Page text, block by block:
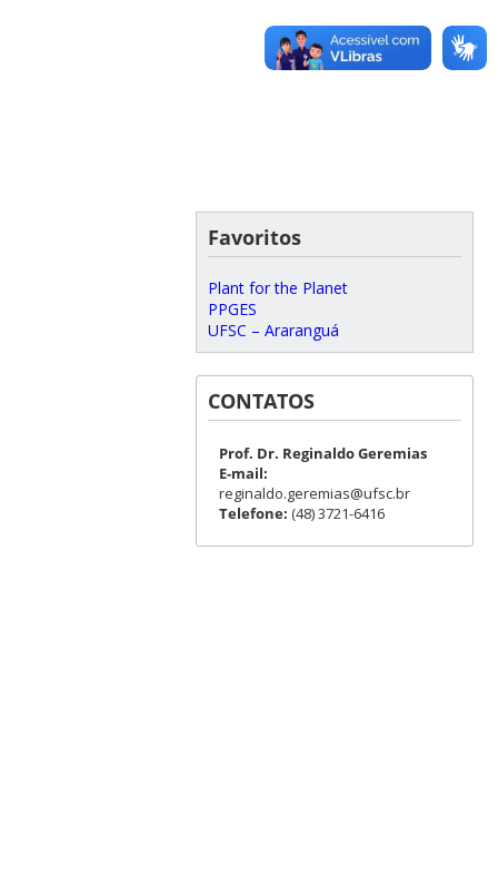
Favoritos
Plant for the Planet
PPGES
UFSC – Araranguá
CONTATOS
Prof. Dr. Reginaldo Geremias
E-mail:
reginaldo.geremias@ufsc.br
Telefone: (48) 3721-6416